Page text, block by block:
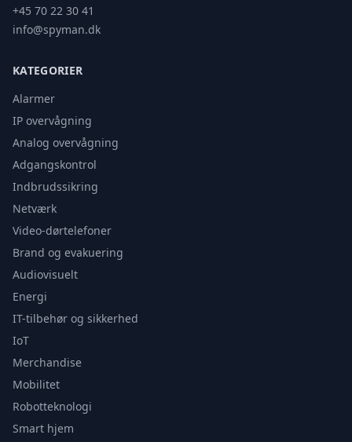
+45 70 22 30 41
info@spyman.dk
KATEGORIER
Alarmer
IP overvågning
Analog overvågning
Adgangskontrol
Indbrudssikring
Netværk
Video-dørtelefoner
Brand og evakuering
Audiovisuelt
Energi
IT-tilbehør og sikkerhed
IoT
Merchandise
Mobilitet
Robotteknologi
Smart hjem